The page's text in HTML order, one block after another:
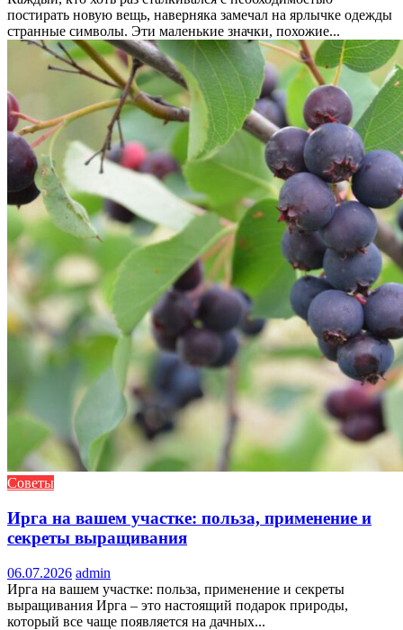
постирать новую вещь, наверняка замечал на ярлычке одежды
странные символы. Эти маленькие значки, похожие...
Советы
Ирга на вашем участке: польза, применение и
секреты выращивания
06.07.2026 admin
Ирга на вашем участке: польза, применение и секреты
выращивания Ирга – это настоящий подарок природы,
который все чаще появляется на дачных...